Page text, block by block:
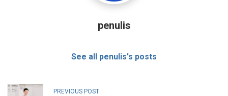
penulis
See all penulis's posts
PREVIOUS POST